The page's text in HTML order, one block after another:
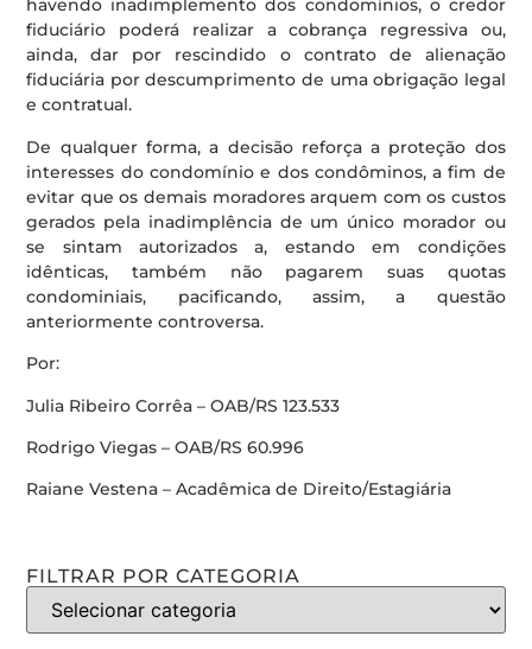
havendo inadimplemento dos condomínios, o credor
fiduciário poderá realizar a cobrança regressiva ou,
ainda, dar por rescindido o contrato de alienação
fiduciária por descumprimento de uma obrigação legal
e contratual.
De qualquer forma, a decisão reforça a proteção dos
interesses do condomínio e dos condôminos, a fim de
evitar que os demais moradores arquem com os custos
gerados pela inadimplência de um único morador ou
se sintam autorizados a, estando em condições
idênticas, também não pagarem suas quotas
condominiais, pacificando, assim, a questão
anteriormente controversa.
Por:
Julia Ribeiro Corrêa – OAB/RS 123.533
Rodrigo Viegas – OAB/RS 60.996
Raiane Vestena – Acadêmica de Direito/Estagiária
FILTRAR POR CATEGORIA